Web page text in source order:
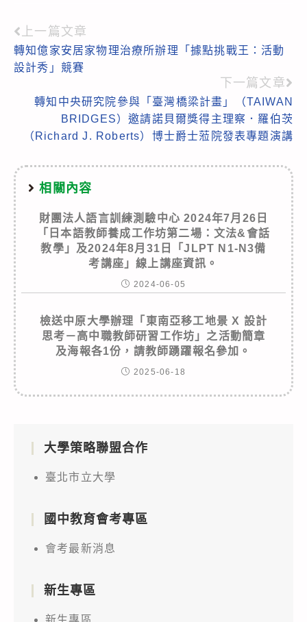
Read
more
上一篇文章
轉知億家安居家物理治療所辦理「據點挑戰王：活動
設計秀」競賽
下一篇文章
轉知中央研究院參與「臺灣橋梁計畫」（TAIWAN
BRIDGES）邀請諾貝爾獎得主理察．羅伯茨
（Richard J. Roberts）博士爵士蒞院發表專題演講
相關內容
財團法人語言訓練測驗中心 2024年7月26日
「日本語教師養成工作坊第二場：文法&會話
教學」及2024年8月31日「JLPT N1-N3備
考講座」線上講座資訊。
2024-06-05
檢送中原大學辦理「東南亞移工地景 X 設計
思考－高中職教師研習工作坊」之活動簡章
及海報各1份，請教師踴躍報名參加。
2025-06-18
大學策略聯盟合作
臺北市立大學
國中教育會考專區
會考最新消息
新生專區
新生專區